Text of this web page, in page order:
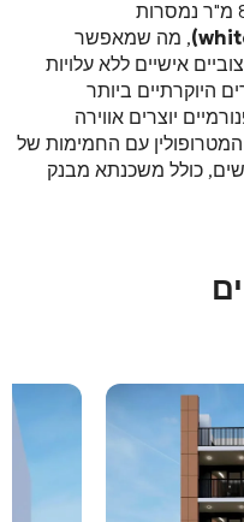
דירות במתחם בשטח שבין 46 ל-80 מ"ר נמסרות
, מה שמאפשר
אישיים ללא עלויות
היוקרתיים ביותר
יוצרים אווירה
עם החמימות של
כולל משכנתא מבנק